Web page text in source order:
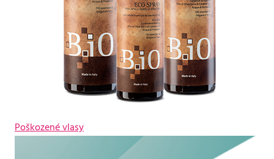
Poškozené vlasy